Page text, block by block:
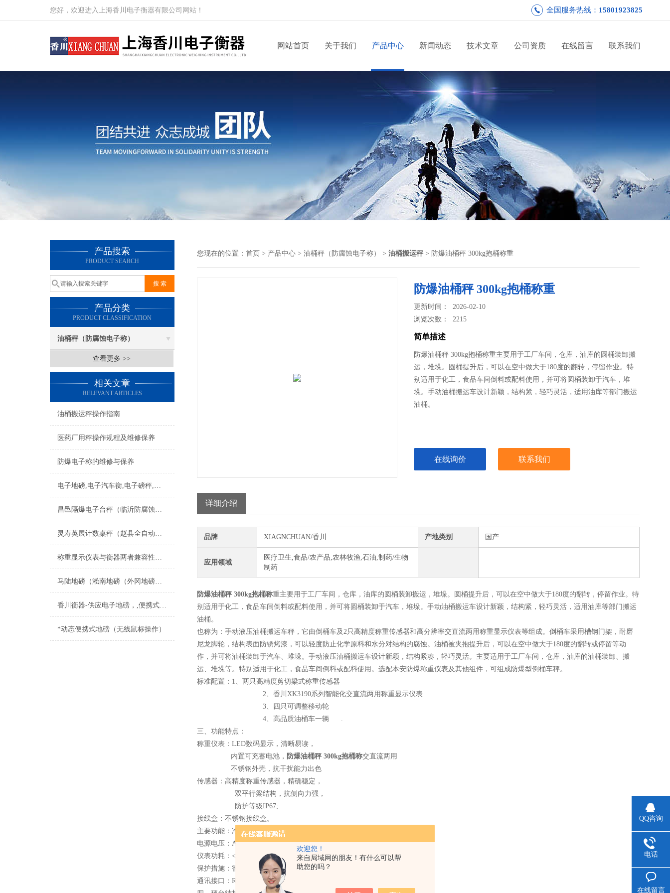
欢迎您！
来自局域网的朋友！有什么可以帮
助您的吗？
您好，欢迎进入上海香川电子衡器有限公司网站！ 全国服务热线： 15801923825
网站首页 关于我们 产品中心 新闻动态 技术文章 公司资质 在线留言 联系我们
产品搜索
PRODUCT SEARCH
产品分类
PRODUCT CLASSIFICATION
油桶秤（防腐蚀电子称）
查看更多 >>
相关文章
RELEVANT ARTICLES
油桶搬运秤操作指南
医药厂用秤操作规程及维修保养
防爆电子称的维修与保养
电子地磅,电子汽车衡,电子磅秤,维修流程
昌邑隔爆电子台秤（临沂防腐蚀钢瓶秤）青州电子防爆桌秤）兖州电子地磅维修
灵寿英展计数桌秤（赵县全自动气体灌装秤）晋州充装供应气体灌装秤维修
称重显示仪表与衡器两者兼容性浅析
马陆地磅（淞南地磅（外冈地磅）南翔地磅）嘉定地磅维修
香川衡器-供应电子地磅，,便携式汽车衡厂家
*动态便携式地磅（无线鼠标操作）
您现在的位置： 首页 > 产品中心 > 油桶秤（防腐蚀电子称） > 油桶搬运秤 > 防爆油桶秤 300kg抱桶称重
防爆油桶秤 300kg抱桶称重
更新时间： 2026-02-10
浏览次数：2215
简单描述
防爆油桶秤 300kg抱桶称重主要用于工厂车间，仓库，油库的圆桶装卸搬
运，堆垛。圆桶提升后，可以在空中做大于180度的翻转，停留作业。特
别适用于化工，食品车间倒料或配料使用，并可将圆桶装卸于汽车，堆
垛。手动油桶搬运车设计新颖，结构紧，轻巧灵活，适用油库等部门搬运
油桶。
在线询价 联系我们
详细介绍
品牌 XIAGNCHUAN/香川 产地类别 国产
应用领域
医疗卫生,食品/农产品,农林牧渔,石油,制药/生物
制药
防爆油桶秤 300kg抱桶称重主要用于工厂车间，仓库，油库的圆桶装卸搬运，堆垛。圆桶提升后，可以在空中做大于180度的翻转，停留作业。特
别适用于化工，食品车间倒料或配料使用，并可将圆桶装卸于汽车，堆垛。手动油桶搬运车设计新颖，结构紧，轻巧灵活，适用油库等部门搬运
油桶。
也称为：手动液压油桶搬运车秤，它由倒桶车及2只高精度称重传感器和高分辨率交直流两用称重显示仪表等组成。倒桶车采用槽钢门架，耐磨
尼龙脚轮，结构表面防锈烤漆，可以轻度防止化学原料和水分对结构的腐蚀。油桶被夹抱提升后，可以在空中做大于180度的翻转或停留等动
作，并可将油桶装卸于汽车、堆垛。手动液压油桶搬运车设计新颖，结构紧凑，轻巧灵活。主要适用于工厂车间，仓库，油库的油桶装卸、搬
运、堆垛等。特别适用于化工，食品车间倒料或配料使用。选配本安防爆称重仪表及其他组件，可组成防爆型倒桶车秤。
标准配置：1、两只高精度剪切梁式称重传感器
2、香川XK3190系列智能化交直流两用称重显示仪表
3、四只可调整移动轮
4、高品质油桶车一辆 .
三、功能特点：
称重仪表：LED数码显示，清晰易读，
内置可充蓄电池， 防爆油桶秤 300kg抱桶称交直流两用
不锈钢外壳，抗干扰能力出色
传感器：高精度称重传感器，精确稳定，
双平行梁结构，抗侧向力强，
防护等级IP67;
接线盒：不锈钢接线盒。
主要功能：净重，置零，去皮，累计等。
电源电压：AC 220V+10%，50Hz DC 6V4Ah。
仪表功耗：<5W。
保护措施：智能判别电池电量，自动关机。
通讯接口：Rs 232c可连接微型打印机。
QQ咨询
电话
在线留言